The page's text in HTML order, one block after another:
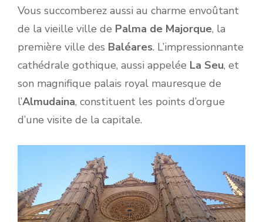
Vous succomberez aussi au charme envoûtant
de la vieille ville de Palma de Majorque, la
première ville des Baléares. L’impressionnante
cathédrale gothique, aussi appelée La Seu, et
son magnifique palais royal mauresque de
l’Almudaina, constituent les points d’orgue
d’une visite de la capitale.